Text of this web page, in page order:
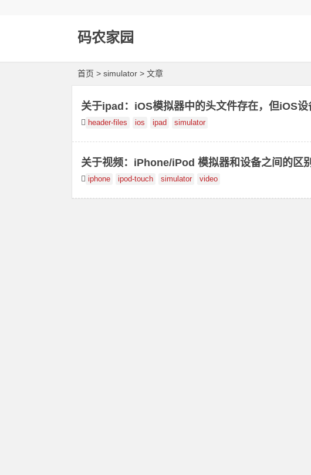
码农家园
首页 > simulator > 文章
关于ipad：iOS模拟器中的头文件存在，但iOS
header-files ios ipad simulator
关于视频：iPhone/iPod 模拟器和设备之间的区别
iphone ipod-touch simulator video